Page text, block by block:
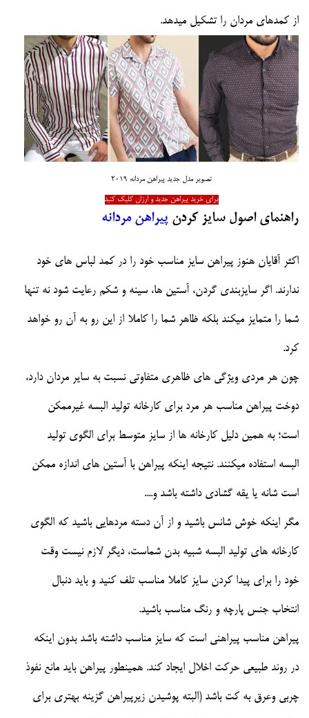
از کمدهای مردان را تشکیل میدهد.
تصویر مدل جدید پیراهن مردانه 2019
برای خرید پیراهن جدید و ارزان کلیک کنید
راهنمای اصول سایز کردن پیراهن مردانه
اکثر آقایان هنوز پیراهن سایز مناسب خود را در کمد لباس های خود
ندارند. اگر سایزبندی گردن، آستین ها، سینه و شکم رعایت شود نه تنها
شما را متمایز میکند بلکه ظاهر شما را کاملا از این رو به آن رو خواهد
کرد.
چون هر مردی ویژگی های ظاهری متفاوتی نسبت به سایر مردان دارد،
دوخت پیراهن مناسب هر مرد برای کارخانه تولید البسه غیرممکن
است؛ به همین دلیل کارخانه ها از سایز متوسط برای الگوی تولید
البسه استفاده میکنند. نتیجه اینکه پیراهن با آستین های اندازه ممکن
است شانه یا یقه گشادی داشته باشد و....
مگر اینکه خوش شانس باشید و از آن دسته مردهایی باشید که الگوی
کارخانه های تولید البسه شبیه بدن شماست، دیگر لازم نیست وقت
خود را برای پیدا کردن سایز کاملا مناسب تلف کنید و باید دنبال
انتخاب جنس پارچه و رنگ مناسب باشید.
پیراهن مناسب پیراهنی است که سایز مناسب داشته باشد بدون اینکه
در روند طبیعی حرکت اخلال ایجاد کند. همینطور پیراهن باید مانع نفوذ
چربی وعرق به کت باشد (البته پوشیدن زیرپیراهن گزینه بهتری برای